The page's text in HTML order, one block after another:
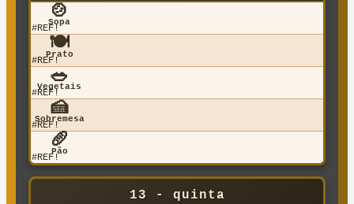
🍲
Sopa
#REF!
🍽️
Prato
#REF!
🥗
Vegetais
#REF!
🍰
Sobremesa
#REF!
🥖
Pão
#REF!
13 - quinta